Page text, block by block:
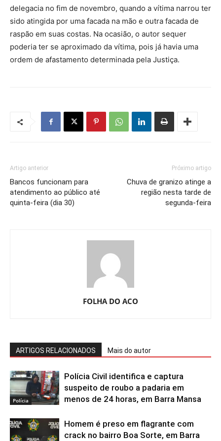
delegacia no fim de novembro, quando a vítima narrou ter
sido atingida por uma facada na mão e outra facada de
raspão em suas costas. Na ocasião, o autor sequer
poderia ter se aproximado da vítima, pois já havia uma
ordem de afastamento determinada pela Justiça.
Artigo anterior
Bancos funcionam para
atendimento ao público até
quinta-feira (dia 30)
Próximo artigo
Chuva de granizo atinge a
região nesta tarde de
segunda-feira
FOLHA DO ACO
ARTIGOS RELACIONADOS Mais do autor
Polícia
Polícia Civil identifica e captura
suspeito de roubo a padaria em
menos de 24 horas, em Barra Mansa
Homem é preso em flagrante com
crack no bairro Boa Sorte, em Barra